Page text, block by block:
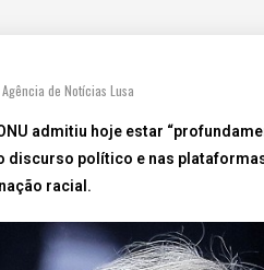
Agência de Notícias Lusa
admitiu hoje estar
discurso político e nas
racial.